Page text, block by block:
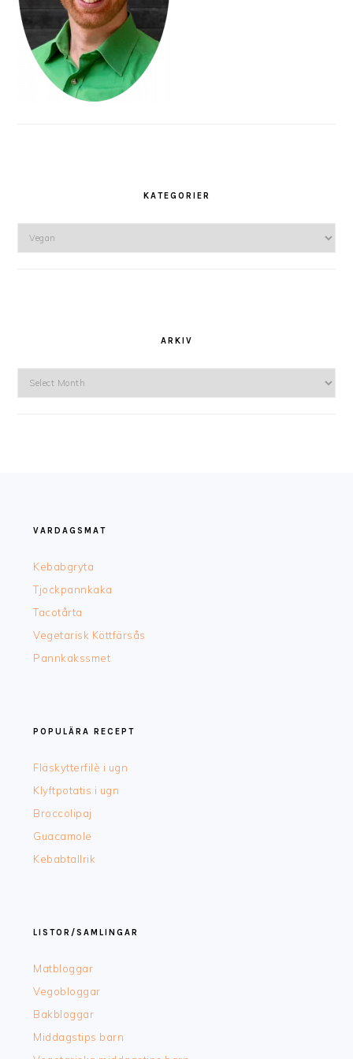
KATEGORIER
ARKIV
Arkiv
VARDAGSMAT
Kebabgryta
Tjockpannkaka
Tacotårta
Vegetarisk Köttfärsås
Pannkakssmet
POPULÄRA RECEPT
Fläskytterfilè i ugn
Klyftpotatis i ugn
Broccolipaj
Guacamole
Kebabtallrik
LISTOR/SAMLINGAR
Matbloggar
Vegobloggar
Bakbloggar
Middagstips barn